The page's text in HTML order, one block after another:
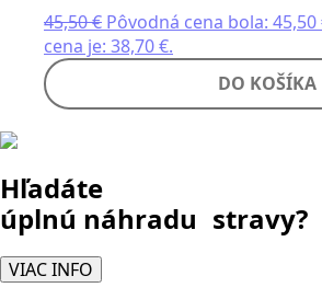
45,50€ Pôvodná cena bola: 45,50
cena je: 38,70 €.
DO KOŠÍKA
Hľadáte
úplnú náhradu stravy?
VIAC INFO